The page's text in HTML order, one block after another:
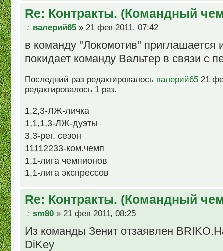
Re: Контракты. (Командный
валерий65 » 21 фев 2011, 07:42
в команду "Локомотив" приглашается
покидает команду Вальтер в связи с
Последний раз редактировалось валерий65 21
редактировалось 1 раз.
1,2,3-ЛЖ-личка
1,1,1,3-ЛЖ-дуэты
3,3-рег. сезон
11112233-ком.чемп
1,1-лига чемпионов
1,1-лига экспрессов
Re: Контракты. (Командный
sm80 » 21 фев 2011, 08:25
Из команды Зенит отзаявлен
DiKеy